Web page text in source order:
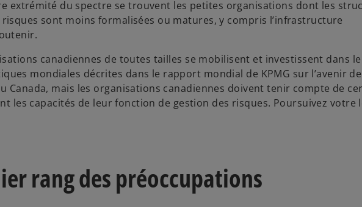
extrémité du spectre se trouvent les petites organisations dont les
sont moins formalisées ou matures, y compris l’infrastructure
canadiennes de toutes tailles se mobilisent et investissent dans
mondiales décrites dans le rapport mondial de KPMG sur l’avenir
Canada, mais les organisations canadiennes doivent tenir compte de
les capacités de leur fonction de gestion des risques. Poursuivez votre
rang des préoccupations